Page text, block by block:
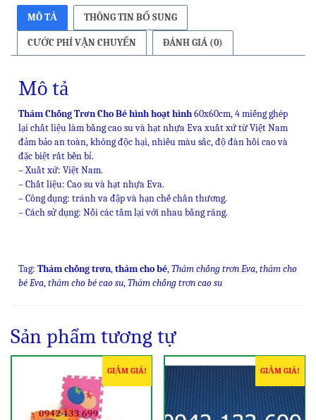
MÔ TẢ THÔNG TIN BỔ SUNG
CƯỚC PHÍ VẬN CHUYỂN ĐÁNH GIÁ (0)
Mô tả
Thảm Chống Trơn Cho Bé hình hoạt hình60x60cm, 4 miếng ghép
lại chất liệu làm bằng cao su và hạt nhựa Eva xuất xứ từ Việt Nam
đảm bảo an toàn, không độc hại, nhiều màu sắc, độ đàn hồi cao và
đặc biệt rất bền bỉ.
– Xuất xứ: Việt Nam.
– Chất liệu: Cao su và hạt nhựa Eva.
– Công dụng: tránh va đập và hạn chế chấn thương.
– Cách sử dụng: Nối các tấm lại với nhau bằng răng.
Tag: Thảm chống trơn,thảm cho bé,Thảm chống trơn Eva,thảm cho
bé Eva,thảm cho bé cao su,Thảm chống trơn cao su
Sản phẩm tương tự
GIẢM GIÁ! GIẢM GIÁ!